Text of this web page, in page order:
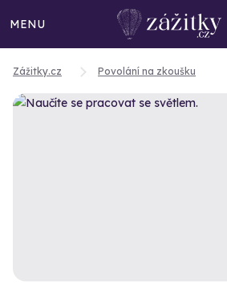
MENU
Zážitky.cz Povolání na zkoušku